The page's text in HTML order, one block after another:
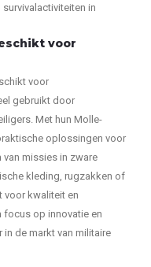
in
voor
voor
gebruikt door
Met hun Molle-
oplossingen voor
van missies in zware
kleding, rugzakken of
voor kwaliteit en
focus op innovatie en
de markt van militaire